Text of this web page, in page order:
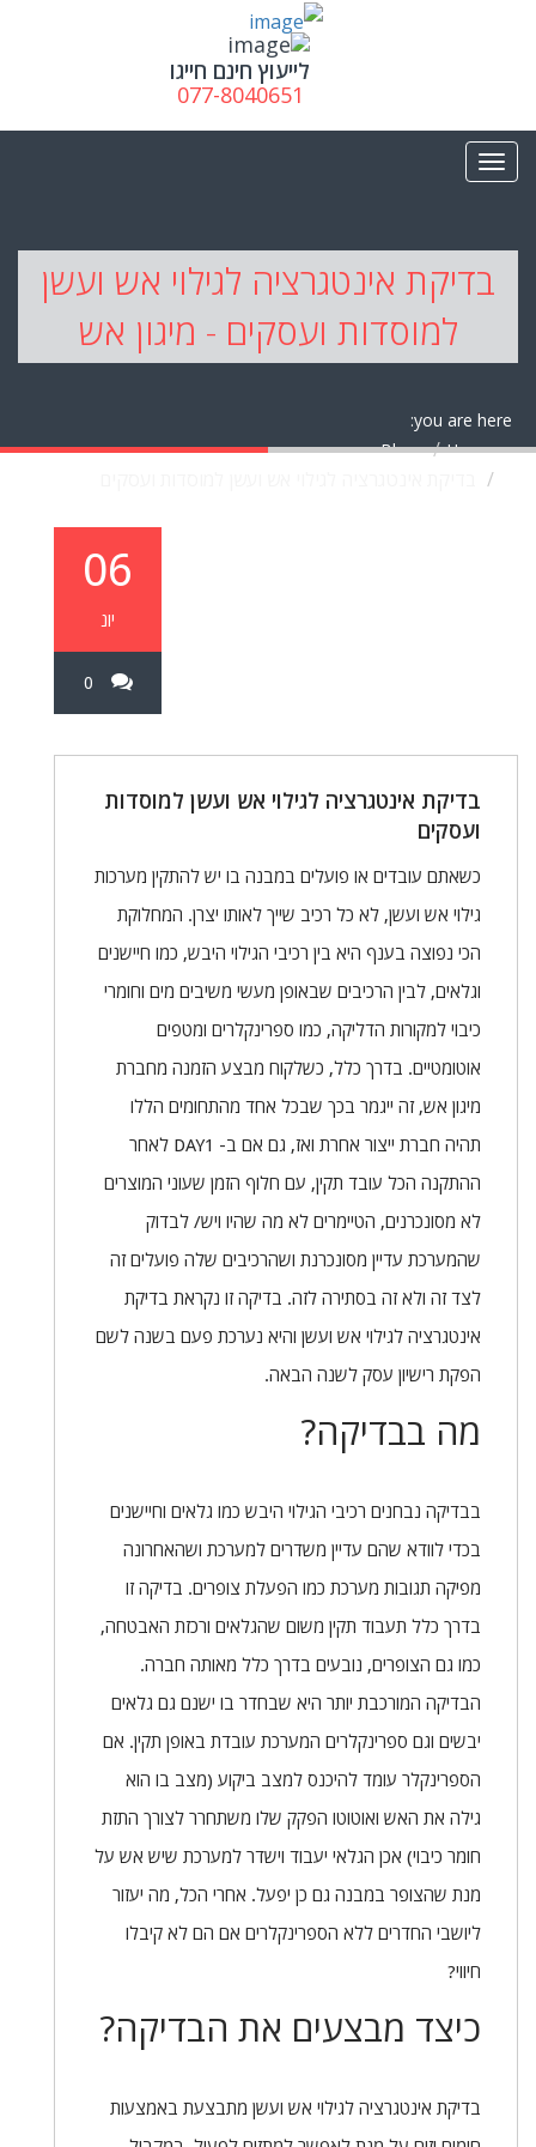
לייעוץ חינם חייגו
077-8040651
בדיקת אינטגרציה לגילוי אש ועשן
למוסדות ועסקים - מיגון אש
you are here:
Home
Blog
06
יונ
בדיקת אינטגרציה לגילוי אש ועשן למוסדות
ועסקים
כשאתם עובדים או פועלים במבנה בו יש להתקין מערכות
גילוי אש ועשן, לא כל רכיב שייך לאותו יצרן. המחלוקת
הכי נפוצה בענף היא בין רכיבי הגילוי היבש, כמו חיישנים
וגלאים, לבין הרכיבים שבאופן מעשי משיבים מים וחומרי
כיבוי למקורות הדליקה, כמו ספרינקלרים ומטפים
אוטומטיים. בדרך כלל, כשלקוח מבצע הזמנה מחברת
מיגון אש, זה ייגמר בכך שבכל אחד מהתחומים הללו
תהיה חברת ייצור אחרת ואז, גם אם ב- DAY1 לאחר
ההתקנה הכל עובד תקין, עם חלוף הזמן שעוני המוצרים
לא מסונכרנים, הטיימרים לא מה שהיו ויש/ לבדוק
שהמערכת עדיין מסונכרנת ושהרכיבים שלה פועלים זה
לצד זה ולא זה בסתירה לזה. בדיקה זו נקראת בדיקת
אינטגרציה לגילוי אש ועשן והיא נערכת פעם בשנה לשם
הפקת רישיון עסק לשנה הבאה.
מה בבדיקה?
בבדיקה נבחנים רכיבי הגילוי היבש כמו גלאים וחיישנים
בכדי לוודא שהם עדיין משדרים למערכת ושהאחרונה
מפיקה תגובות מערכת כמו הפעלת צופרים. בדיקה זו
בדרך כלל תעבוד תקין משום שהגלאים ורכזת האבטחה,
כמו גם הצופרים, נובעים בדרך כלל מאותה חברה.
הבדיקה המורכבת יותר היא שבחדר בו ישנם גם גלאים
יבשים וגם ספרינקלרים המערכת עובדת באופן תקין. אם
הספרינקלר עומד להיכנס למצב ביקוע (מצב בו הוא
גילה את האש ואוטוטו הפקק שלו משתחרר לצורך התזת
חומר כיבוי) אכן הגלאי יעבוד וישדר למערכת שיש אש על
מנת שהצופר במבנה גם כן יפעל. אחרי הכל, מה יעזור
ליושבי החדרים ללא הספרינקלרים אם הם לא קיבלו
חיווי?
כיצד מבצעים את הבדיקה?
בדיקת אינטגרציה לגילוי אש ועשן מתבצעת באמצעות